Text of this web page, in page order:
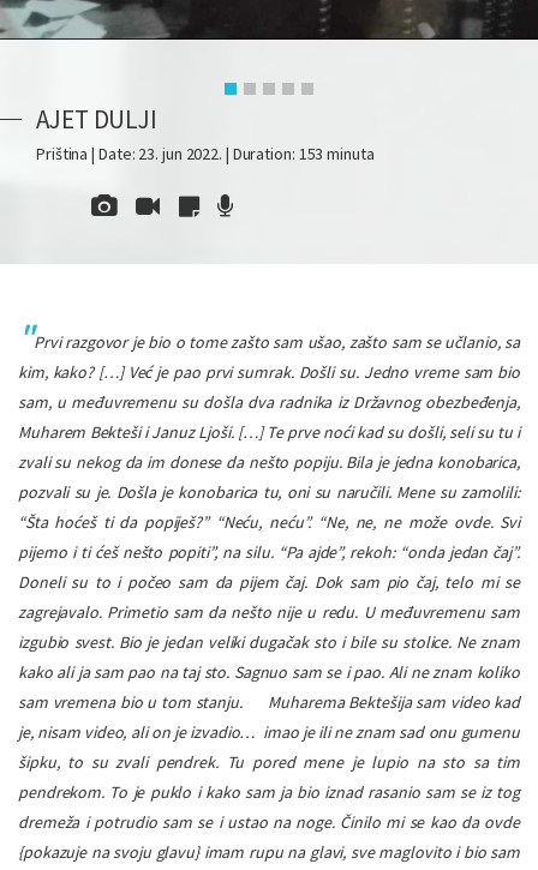
AJET DULJI
Priština | Date: 23. jun 2022. | Duration: 153 minuta
Prvi razgovor je bio o tome zašto sam ušao, zašto sam se učlanio, sa
kim, kako? […] Već je pao prvi sumrak. Došli su. Jedno vreme sam bio
sam, u međuvremenu su došla dva radnika iz Državnog obezbeđenja,
Muharem Bekteši i Januz Ljoši. […] Te prve noći kad su došli, seli su tu i
zvali su nekog da im donese da nešto popiju. Bila je jedna konobarica,
pozvali su je. Došla je konobarica tu, oni su naručili. Mene su zamolili:
“Šta hoćeš ti da popiješ?” “Neću, neću”. “Ne, ne, ne može ovde. Svi
pijemo i ti ćeš nešto popiti”, na silu. “Pa ajde”, rekoh: “onda jedan čaj”.
Doneli su to i počeo sam da pijem čaj. Dok sam pio čaj, telo mi se
zagrejavalo. Primetio sam da nešto nije u redu. U međuvremenu sam
izgubio svest. Bio je jedan veliki dugačak sto i bile su stolice. Ne znam
kako ali ja sam pao na taj sto. Sagnuo sam se i pao. Ali ne znam koliko
sam vremena bio u tom stanju.
Muharema Bektešija sam video kad
je, nisam video, ali on je izvadio… imao je ili ne znam sad onu gumenu
šipku, to su zvali pendrek. Tu pored mene je lupio na sto sa tim
pendrekom. To je puklo i kako sam ja bio iznad rasanio sam se iz tog
dremeža i potrudio sam se i ustao na noge. Činilo mi se kao da ovde
{pokazuje na svoju glavu} imam rupu na glavi, sve maglovito i bio sam